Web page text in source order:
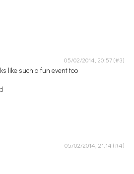
05/02/2014, 20:57
like such a fun event too
05/02/2014, 21:14